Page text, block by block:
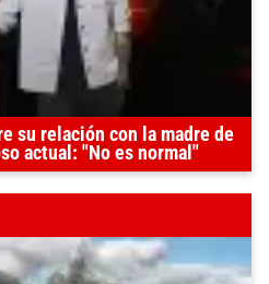
su relación con la madre de
actual: "No es normal"